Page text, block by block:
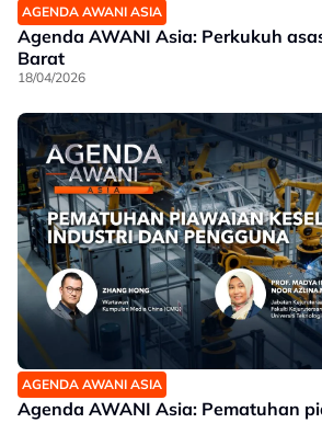
AGENDA AWANI ASIA
Agenda AWANI Asia: Perkukuh
Barat
18/04/2026
AGENDA AWANI ASIA
Agenda AWANI Asia: Pematuhan